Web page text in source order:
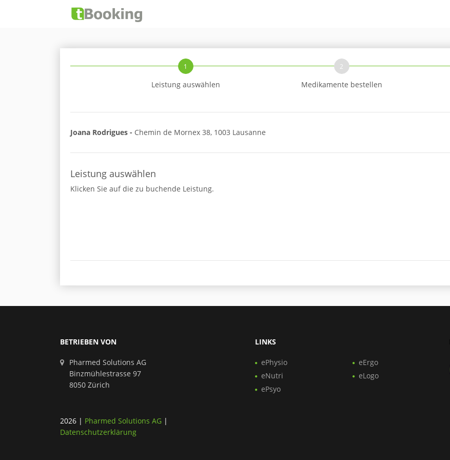
1
Leistung auswählen
2
Medikamente bestellen
Joana Rodrigues - Chemin de Mornex 38, 1003 Lausanne
Leistung auswählen
Klicken Sie auf die zu buchende Leistung.
BETRIEBEN VON
Pharmed Solutions AG
Binzmühlestrasse 97
8050 Zürich
LINKS
ePhysio
eNutri
ePsyo
eErgo
eLogo
2026 | Pharmed Solutions AG |
Datenschutzerklärung